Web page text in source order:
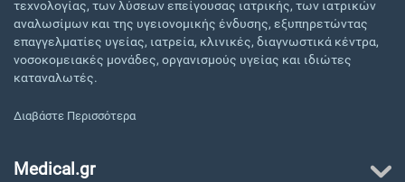
τεχνολογίας, των λύσεων επείγουσας ιατρικής, των ιατρικών
αναλωσίμων και της υγειονομικής ένδυσης, εξυπηρετώντας
επαγγελματίες υγείας, ιατρεία, κλινικές, διαγνωστικά κέντρα,
νοσοκομειακές μονάδες, οργανισμούς υγείας και ιδιώτες
καταναλωτές.
Διαβάστε Περισσότερα
Medical.gr